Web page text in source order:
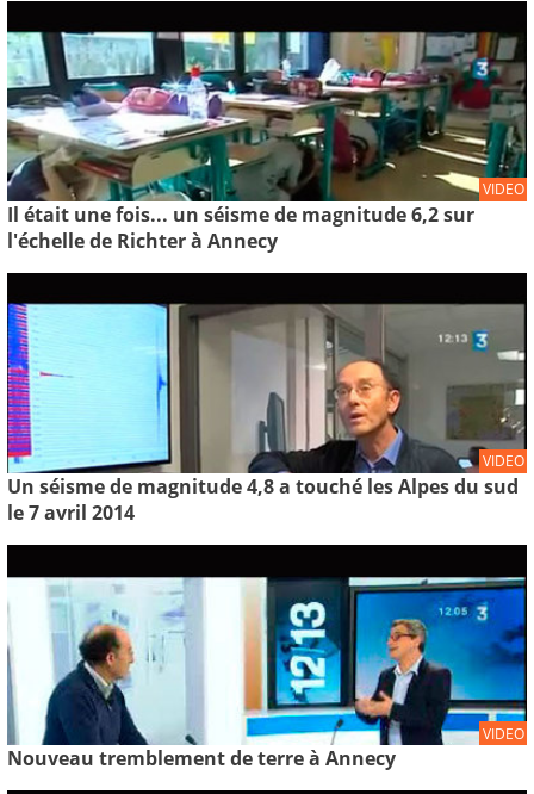
VIDEO
Il était une fois... un séisme de magnitude 6,2 sur
l'échelle de Richter à Annecy
VIDEO
Un séisme de magnitude 4,8 a touché les Alpes du sud
le 7 avril 2014
VIDEO
Nouveau tremblement de terre à Annecy